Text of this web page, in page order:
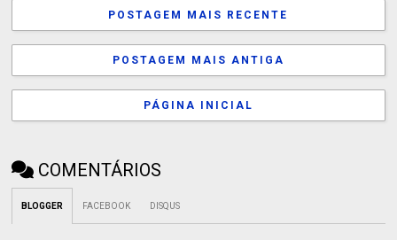
POSTAGEM MAIS RECENTE
POSTAGEM MAIS ANTIGA
PÁGINA INICIAL
COMENTÁRIOS
BLOGGER FACEBOOK DISQUS